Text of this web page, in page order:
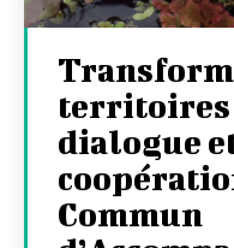
territoires
dialogue
Commun